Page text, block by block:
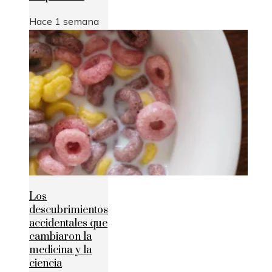
Hace 1 semana
Los
descubrimientos
accidentales que
cambiaron la
medicina y la
ciencia